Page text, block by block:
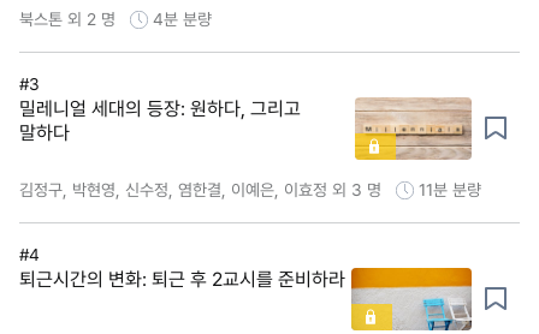
북스톤 외 2 명 4분 분량
#3
밀레니얼 세대의 등장: 원하다, 그리고
말하다
김정구, 박현영, 신수정, 염한결, 이예은, 이효정 외 3 명 11분 분량
#4
퇴근시간의 변화: 퇴근 후 2교시를 준비하라